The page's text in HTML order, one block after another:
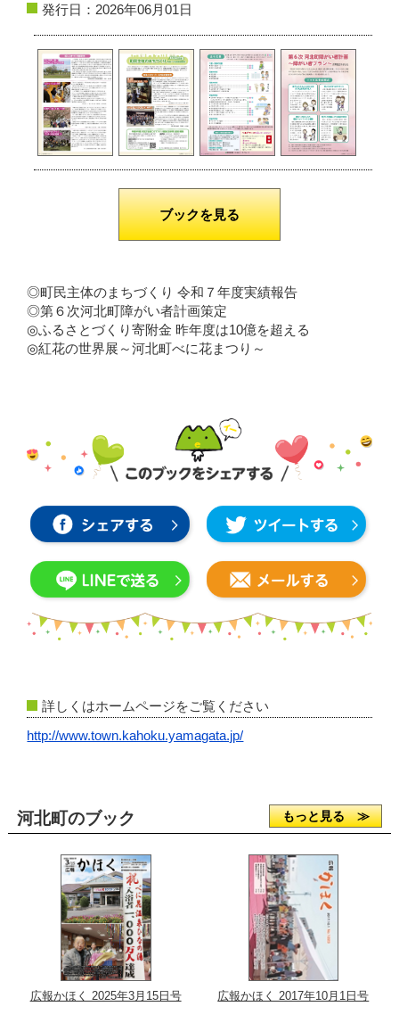
発行日：2026年06月01日
ブックを見る
◎町民主体のまちづくり 令和７年度実績報告
◎第６次河北町障がい者計画策定
◎ふるさとづくり寄附金 昨年度は10億を超える
◎紅花の世界展～河北町べに花まつり～
詳しくはホームページをご覧ください
http://www.town.kahoku.yamagata.jp/
河北町のブック もっと見る ≫
広報かほく 2025年3月15日号 広報かほく 2017年10月1日号
個人情報保護方針
動作環境
リンク集